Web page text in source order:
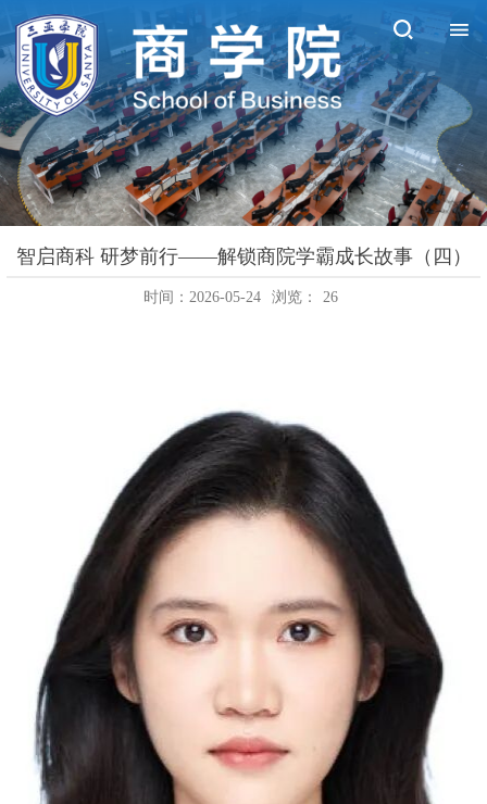
智启商科 研梦前行——解锁商院学霸成长故事（四）
时间：2026-05-24 浏览： 26